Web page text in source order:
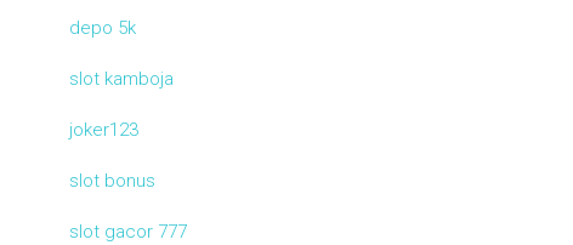
depo 5k
slot kamboja
joker123
slot bonus
slot gacor 777